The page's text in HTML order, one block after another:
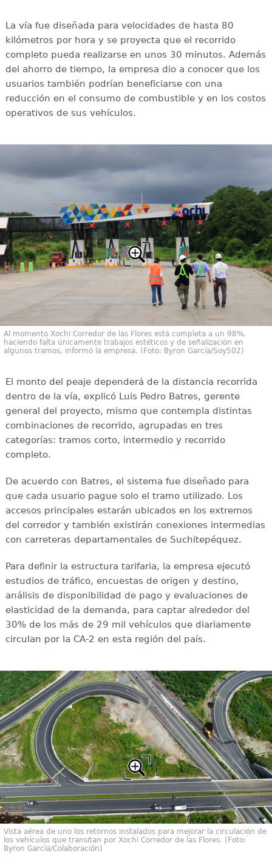
La vía fue diseñada para velocidades de hasta 80
kilómetros por hora y se proyecta que el recorrido
completo pueda realizarse en unos 30 minutos. Además
del ahorro de tiempo, la empresa dio a conocer que los
usuarios también podrían beneficiarse con una
reducción en el consumo de combustible y en los costos
operativos de sus vehículos.
Al momento Xochi Corredor de las Flores está completa a un 98%,
haciendo falta únicamente trabajos estéticos y de señalización en
algunos tramos, informó la empresa. (Foto: Byron García/Soy502)
El monto del peaje dependerá de la distancia recorrida
dentro de la vía, explicó Luis Pedro Batres, gerente
general del proyecto, mismo que contempla distintas
combinaciones de recorrido, agrupadas en tres
categorías: tramos corto, intermedio y recorrido
completo.
De acuerdo con Batres, el sistema fue diseñado para
que cada usuario pague solo el tramo utilizado. Los
accesos principales estarán ubicados en los extremos
del corredor y también existirán conexiones intermedias
con carreteras departamentales de Suchitepéquez.
Para definir la estructura tarifaria, la empresa ejecutó
estudios de tráfico, encuestas de origen y destino,
análisis de disponibilidad de pago y evaluaciones de
elasticidad de la demanda, para captar alrededor del
30% de los más de 29 mil vehículos que diariamente
circulan por la CA-2 en esta región del país.
Vista aérea de uno los retornos instalados para mejorar la circulación de
los vehículos que transitan por Xochi Corredor de las Flores. (Foto:
Byron García/Colaboración)